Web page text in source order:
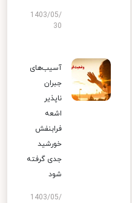
1403/05/
30
آسیب‌های
جبران
ناپذیر
اشعه
فرابنفش
خورشید
جدی گرفته
شود
1403/05/